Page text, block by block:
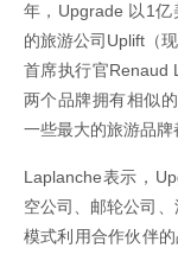
年，Upgrade 以1
的旅游公司Uplift（
首席执行官Renaud
两个品牌拥有相似
一些最大的旅游品牌
Laplanche表示，
空公司、邮轮公司
模式利用合作伙伴